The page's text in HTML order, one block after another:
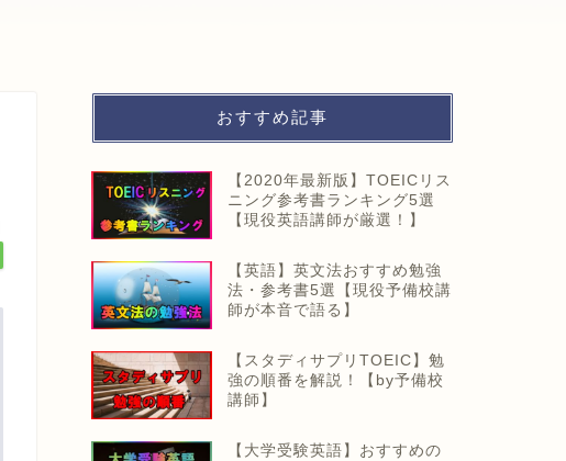
おすすめ記事
【2020年最新版】TOEICリス
ニング参考書ランキング5選
【現役英語講師が厳選！】
【英語】英文法おすすめ勉強
法・参考書5選【現役予備校講
師が本音で語る】
【スタディサプリTOEIC】勉
強の順番を解説！【by予備校
講師】
【大学受験英語】おすすめの